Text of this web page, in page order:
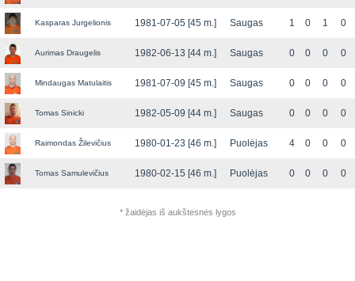
Kasparas Jurgelionis 1981-07-05 [45 m.] Saugas 1 0 1 0
Aurimas Draugelis 1982-06-13 [44 m.] Saugas 0 0 0 0
Mindaugas Matulaitis 1981-07-09 [45 m.] Saugas 0 0 0 0
Tomas Sinicki 1982-05-09 [44 m.] Saugas 0 0 0 0
Raimondas Žilevičius 1980-01-23 [46 m.] Puolėjas 4 0 0 0
Tomas Samulevičius 1980-02-15 [46 m.] Puolėjas 0 0 0 0
* žaidėjas iš aukštesnės lygos